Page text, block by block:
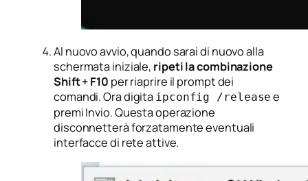
Al nuovo avvio, quando sarai di nuovo alla
schermata iniziale, ripeti la combinazione
Shift + F10 per riaprire il prompt dei
comandi. Ora digita ipconfig /release e
premi Invio. Questa operazione
disconnetterà forzatamente eventuali
interfacce di rete attive.